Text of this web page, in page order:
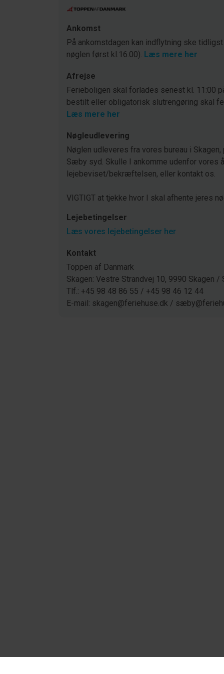
Ankomst
På ankomstdagen kan indflytning ske
nøglen først kl.16.00). Læs mere her
Afrejse
Ferieboligen skal forlades senest kl. 11:00
bestilt eller obligatorisk slutrengøring skal
Læs mere her
Nøgleudlevering
Nøglen udleveres fra vores bureau i
Sæby syd. Skulle I ankomme udenfor vores
lejebeviset/bekræftelsen, eller kontakt os.
VIGTIGT at tjekke hvor I skal afhente jeres
Lejebetingelser
Læs vores lejebetingelser her
Kontakt
Toppen af Danmark
Skagen: Vestre Strandvej 10, 9990 Skagen
Tlf.: +45 98 48 86 55 / +45 98 46 12 44
E-mail: skagen@feriehuse.dk /